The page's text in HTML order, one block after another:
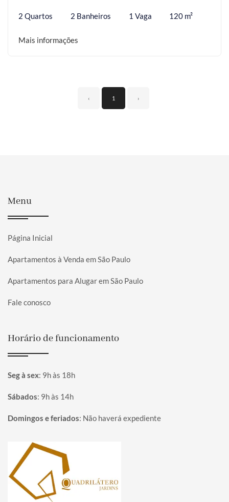
2 Quartos 2 Banheiros 1 Vaga 120 m²
Mais informações
‹ 1 ›
Menu
Página Inicial
Apartamentos à Venda em São Paulo
Apartamentos para Alugar em São Paulo
Fale conosco
Horário de funcionamento
Seg à sex: 9h às 18h
Sábados: 9h às 14h
Domingos e feriados: Não haverá expediente
Página inicial